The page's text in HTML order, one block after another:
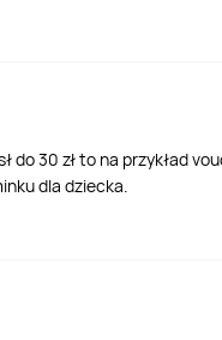
30 zł to na przykład
dla dziecka.